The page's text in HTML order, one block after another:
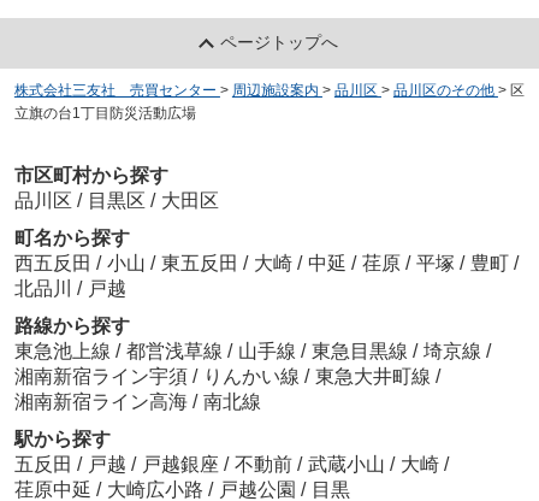
ページトップへ
株式会社三友社 売買センター > 周辺施設案内 > 品川区 > 品川区のその他 > 区
立旗の台1丁目防災活動広場
市区町村から探す
品川区 / 目黒区 / 大田区
町名から探す
西五反田 / 小山 / 東五反田 / 大崎 / 中延 / 荏原 / 平塚 / 豊町 /
北品川 / 戸越
路線から探す
東急池上線 / 都営浅草線 / 山手線 / 東急目黒線 / 埼京線 /
湘南新宿ライン宇須 / りんかい線 / 東急大井町線 /
湘南新宿ライン高海 / 南北線
駅から探す
五反田 / 戸越 / 戸越銀座 / 不動前 / 武蔵小山 / 大崎 /
荏原中延 / 大崎広小路 / 戸越公園 / 目黒